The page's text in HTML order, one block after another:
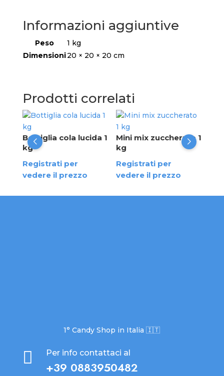
Informazioni aggiuntive
Peso
1 kg
Dimensioni20 × 20 × 20 cm
Prodotti correlati
Bottiglia cola lucida 1
kg
Registrati per
vedere il prezzo
Mini mix zuccherato 1
kg
Registrati per
vedere il prezzo
1° Candy Shop in Italia 🇮🇹
 Per info contattaci al
+39 0883950482